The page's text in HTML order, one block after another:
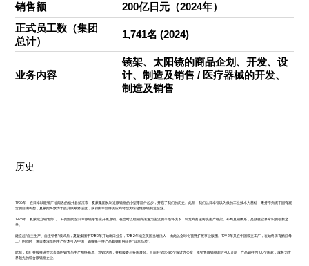
销售额
正式员工数（集团
总计）
业务内容
200亿日元（2024年）
1,741名 (2024)
镜架、太阳镜的商品企划、开发、设
计、制造及销售 / 医疗器械的开发、
制造及销售
历史
1956年，在日本以眼镜产地闻名的福井县鲭江市，夏蒙集团从制造眼镜框的小型零部件起步，开启了我们的历史。此后，我们以日本引以为傲的工业技术为基础，秉持不拘泥于固有观
念的自由构想，夏蒙始终致力于提升佩戴舒适度，成功由零部件供应商转型为综合性眼镜制造企业。
1975年，夏蒙成立销售部门，开始面向全日本眼镜零售店开展直销。在当时以经销商渠道为主流的市场环境下，制造商打破传统生产框架、布局直销体系，是颠覆业界常识的创新之
举。
建立起“自主生产、自主销售”模式后，夏蒙集团于1980年开始出口业务，1982年成立美国当地法人，由此以全球化视野扩展事业版图。1992年又在中国设立工厂，在始终保有鯖江母
工厂的同时，将日本深厚的生产技术引入中国，确保每一件产品都拥有纯正的“日本品质”。
此后，我们持续推进全球市场的销售与生产网络布局、营销活动，并积极参与各国展会。目前在全球有6个设计办公室，年销售眼镜框超过400万副，产品销往约100个国家，成长为世
界领先的综合眼镜框企业。